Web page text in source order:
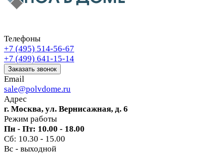
Телефоны
+7 (495) 514-56-67
+7 (499) 641-15-14
Заказать звонок
Email
sale@polvdome.ru
Адрес
г. Москва, ул. Вернисажная, д. 6
Режим работы
Пн - Пт: 10.00 - 18.00
Сб: 10.30 - 15.00
Вс - выходной